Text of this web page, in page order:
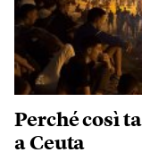
Perché così
a Ceuta